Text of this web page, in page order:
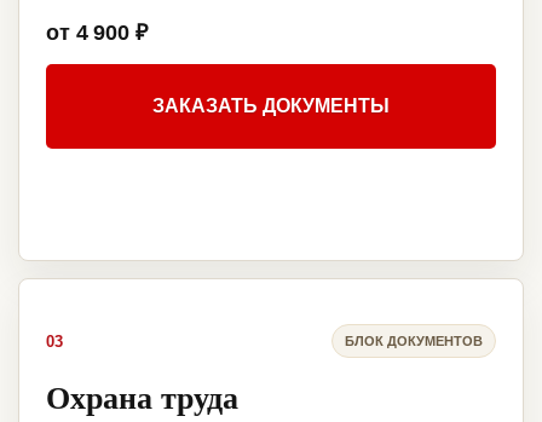
от 4 900 ₽
ЗАКАЗАТЬ ДОКУМЕНТЫ
03 БЛОК ДОКУМЕНТОВ
Охрана труда